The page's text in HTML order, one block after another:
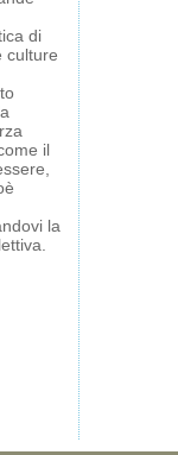
di
culture
il
la